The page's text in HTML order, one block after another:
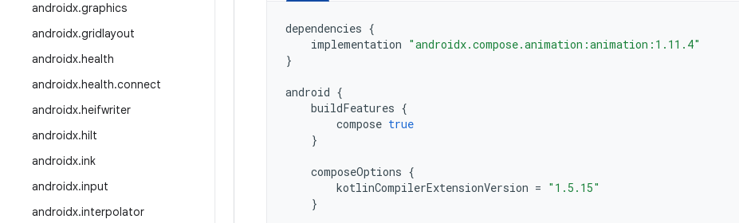
androidx.graphics
androidx.gridlayout
androidx.health
androidx.health.connect
androidx.heifwriter
androidx.hilt
androidx.ink
androidx.input
androidx.interpolator
dependencies {
implementation "androidx.compose.animation:animation:1.11.4"
}
android {
buildFeatures {
compose true
}
composeOptions {
kotlinCompilerExtensionVersion = "1.5.15"
}